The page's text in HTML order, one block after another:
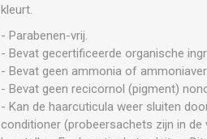
kleurt.
- Parabenen-vrij.
- Bevat gecertificeerde organische
- Bevat geen ammonia of
- Bevat geen recicornol (pigment)
- Kan de haarcuticula weer sluiten
conditioner (probeersachets zijn in